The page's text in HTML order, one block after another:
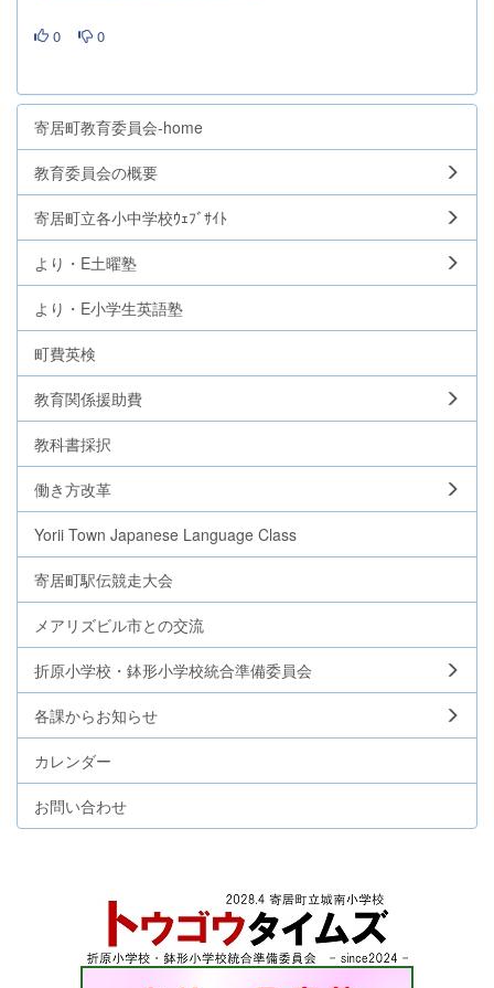
0 0
寄居町教育委員会-home
教育委員会の概要
寄居町立各小中学校ｳｪﾌﾞｻｲﾄ
より・E土曜塾
より・E小学生英語塾
町費英検
教育関係援助費
教科書採択
働き方改革
Yorii Town Japanese Language Class
寄居町駅伝競走大会
メアリズビル市との交流
折原小学校・鉢形小学校統合準備委員会
各課からお知らせ
カレンダー
お問い合わせ